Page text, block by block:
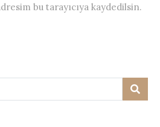
bu tarayıcıya kaydedilsin.